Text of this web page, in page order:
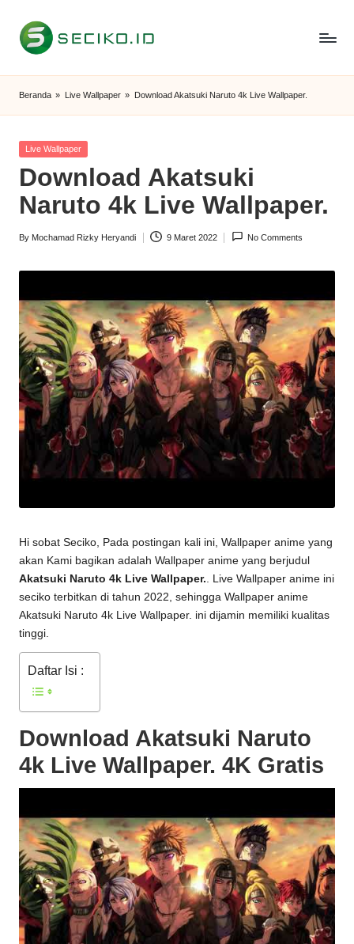
Skip
S
e
c
i
k
o
I
Beranda » Live Wallpaper » Download Akatsuki Naruto 4k Live Wallpaper.
Posted
Live Wallpaper
Download Akatsuki
Naruto 4k Live Wallpaper.
Posted
By Mochamad Rizky Heryandi 9 Maret 2022 No Comments
Hi sobat Seciko, Pada postingan kali ini, Wallpaper anime yang
akan Kami bagikan adalah Wallpaper anime yang berjudul
Akatsuki Naruto 4k Live Wallpaper.. Live Wallpaper anime ini
seciko terbitkan di tahun 2022, sehingga Wallpaper anime
Akatsuki Naruto 4k Live Wallpaper. ini dijamin memiliki kualitas
tinggi.
Daftar Isi :
Download Akatsuki Naruto
4k Live Wallpaper. 4K Gratis